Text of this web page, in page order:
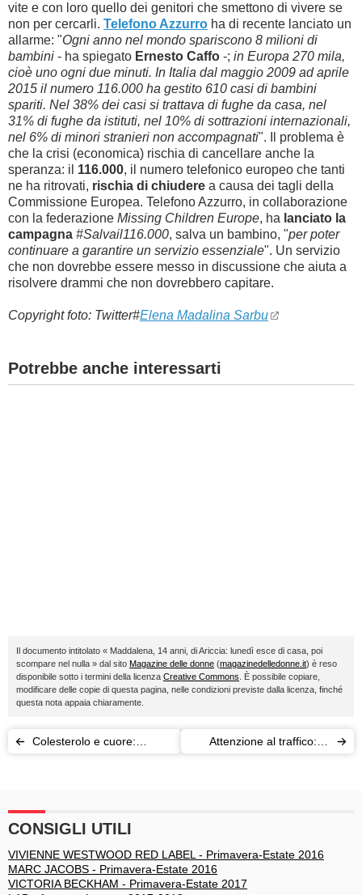
vite e con loro quello dei genitori che smettono di vivere se
non per cercarli. Telefono Azzurro ha di recente lanciato un
allarme: "Ogni anno nel mondo spariscono 8 milioni di
bambini - ha spiegato Ernesto Caffo -; in Europa 270 mila,
cioè uno ogni due minuti. In Italia dal maggio 2009 ad aprile
2015 il numero 116.000 ha gestito 610 casi di bambini
spariti. Nel 38% dei casi si trattava di fughe da casa, nel
31% di fughe da istituti, nel 10% di sottrazioni internazionali,
nel 6% di minori stranieri non accompagnati". Il problema è
che la crisi (economica) rischia di cancellare anche la
speranza: il 116.000, il numero telefonico europeo che tanti
ne ha ritrovati, rischia di chiudere a causa dei tagli della
Commissione Europea. Telefono Azzurro, in collaborazione
con la federazione Missing Children Europe, ha lanciato la
campagna #Salvail116.000, salva un bambino, "per poter
continuare a garantire un servizio essenziale". Un servizio
che non dovrebbe essere messo in discussione che aiuta a
risolvere drammi che non dovrebbero capitare.
Copyright foto: Twitter#Elena Madalina Sarbu
Potrebbe anche interessarti
Il documento intitolato « Maddalena, 14 anni, di Ariccia: lunedì esce di casa, poi
scompare nel nulla » dal sito Magazine delle donne (magazinedelledonne.it) è reso
disponibile sotto i termini della licenza Creative Commons . È possibile copiare,
modificare delle copie di questa pagina, nelle condizioni previste dalla licenza, finché
questa nota appaia chiaramente.
Colesterolo e cuore:
Attenzione al traffico: fa
CONSIGLI UTILI
VIVIENNE WESTWOOD RED LABEL - Primavera-Estate 2016
MARC JACOBS - Primavera-Estate 2016
VICTORIA BECKHAM - Primavera-Estate 2017